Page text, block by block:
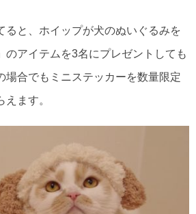
ると、ホイップが犬のぬいぐるみを
のアイテムを3名にプレゼントしても
場合でもミニステッカーを数量限定
ます。